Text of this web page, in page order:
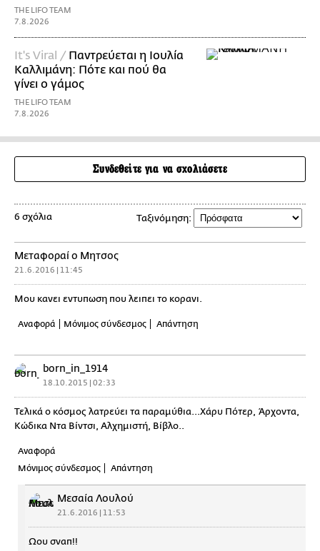
THE LIFO TEAM
7.8.2026
It's Viral / Παντρεύεται η Ιουλία
Καλλιμάνη: Πότε και πού θα
γίνει ο γάμος
THE LIFO TEAM
7.8.2026
Συνδεθείτε για να σχολιάσετε
6 σχόλια Ταξινόμηση:
Μεταφοραί ο Μητσος
21.6.2016 | 11:45
Μου κανει εντυπωση που λειπει το κορανι.
Αναφορά Μόνιμος σύνδεσμος Απάντηση
born_in_1914
18.10.2015 | 02:33
Τελικά ο κόσμος λατρεύει τα παραμύθια...Χάρυ Πότερ, Άρχοντα,
Κώδικα Ντα Βίντσι, Αλχημιστή, Βίβλο..
Αναφορά
Μόνιμος σύνδεσμος
Απάντηση
Μεσαία Λουλού
21.6.2016 | 11:53
Ωου σναπ!!